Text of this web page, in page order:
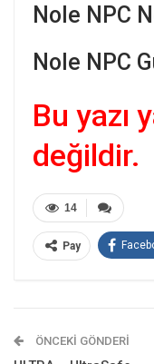
Nole NPC
Nole NPC
Bu yazı
değildir.
14
Pay
ÖNCEKI GÖNDERI